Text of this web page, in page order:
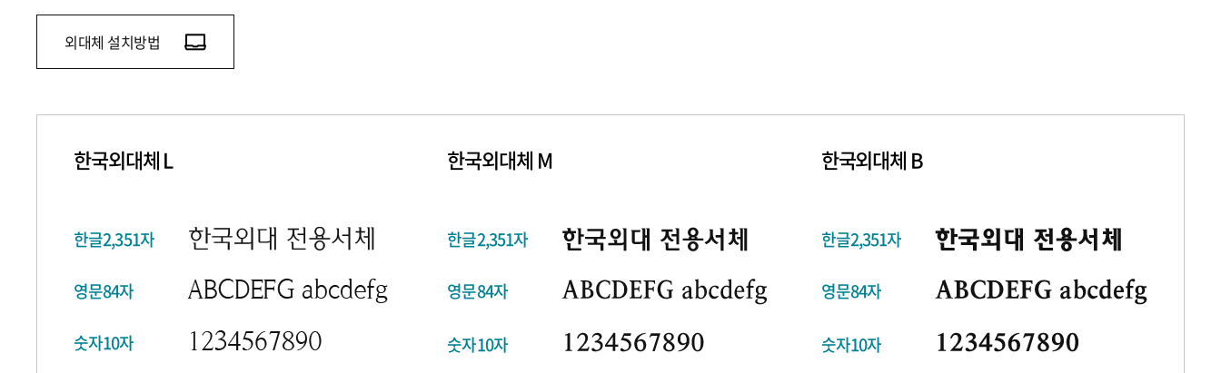
외대체 설치방법
한국외대체 L
한글2,351자
영문84자
숫자10자
한국외대체 M
한글2,351자
영문84자
숫자10자
한국외대체 B
한글2,351자
영문84자
숫자10자